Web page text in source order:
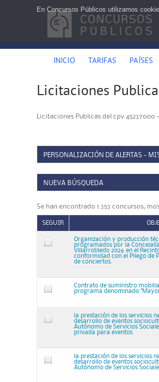
INICIO TARIFAS PAÍSES
Licitaciones
Licitaciones Publicas del cpv
PERSONALIZACIÓN DE ALERTAS -
NUEVA BÚSQUEDA
Se han encontrado 1.353 concursos,
SEGUIR
Organización y producción
programados por la
Villarrobledo 2026 en el
conformidad con el Pliego de
de conciertos.
Contrato de suministro
programa denominado
la prestación de los servicios
desarrollo de eventos
Autónomo de Servicios
privada para eventos
la prestación de los servicios
desarrollo de eventos
Autónomo de Servicios
En Concursos Públicos utilizamos